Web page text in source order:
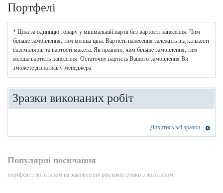
Портфелі
* Ціна за одиницю товару у мінімальній партії без вартості нанесення. Чим
більше замовлення, тим менша ціна. Вартість нанесення залежить від кількості
екземплярів та вартості макета. Як правило, чим більше замовлення, тим
менша вартість нанесення. Остаточну вартість Вашого замовлення Ви
зможете дізнатись у менеджера.
Зразки виконаних робіт
Дивитись всі зразки
Популярні посилання
портфелі з логотипом на замовлення рекламні сумки з логотипом